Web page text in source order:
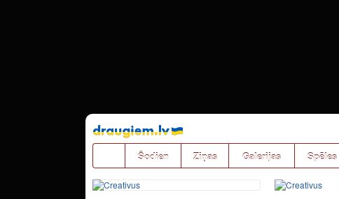
Pāriet
uz
saturu
Šodien Ziņas Galerijas Spēles